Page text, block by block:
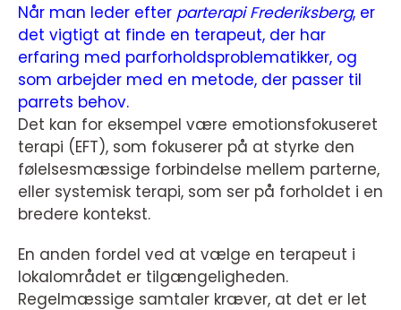
Når man leder efter parterapi Frederiksberg, er
det vigtigt at finde en terapeut, der har
erfaring med parforholdsproblematikker, og
som arbejder med en metode, der passer til
parrets behov.
Det kan for eksempel være emotionsfokuseret
terapi (EFT), som fokuserer på at styrke den
følelsesmæssige forbindelse mellem parterne,
eller systemisk terapi, som ser på forholdet i en
bredere kontekst.
En anden fordel ved at vælge en terapeut i
lokalområdet er tilgængeligheden.
Regelmæssige samtaler kræver, at det er let